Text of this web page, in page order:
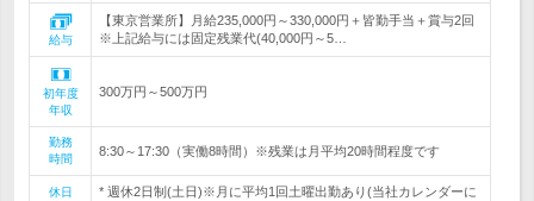
給与
【東京営業所】月給235,000円～330,000円＋皆勤手当＋賞与2回
※上記給与には固定残業代(40,000円～5…
初年度
年収
300万円～500万円
勤務
時間
8:30～17:30（実働8時間）※残業は月平均20時間程度です
休日
* 週休2日制(土日)※月に平均1回土曜出勤あり(当社カレンダーに